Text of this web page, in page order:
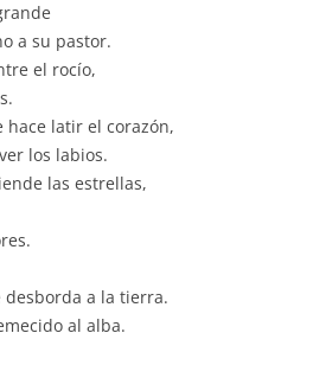
a su pastor.
el rocío,
hace latir el corazón,
los labios.
las estrellas,
desborda a la tierra.
al alba.